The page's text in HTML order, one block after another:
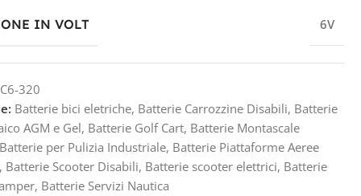
IN VOLT 6V
320
Batterie bici eletriche, Batterie Carrozzine Disabili, Batterie
AGM e Gel, Batterie Golf Cart, Batterie Montascale
Batterie per Pulizia Industriale, Batterie Piattaforme Aeree
, Batterie Scooter Disabili, Batterie scooter elettrici, Batterie
, Batterie Servizi Nautica